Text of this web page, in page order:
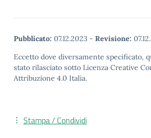
Pubblicato: 07.12.2023 - Revisione:
Eccetto dove diversamente specificato,
stato rilasciato sotto Licenza Creative
Attribuzione 4.0 Italia.
Stampa / Condividi